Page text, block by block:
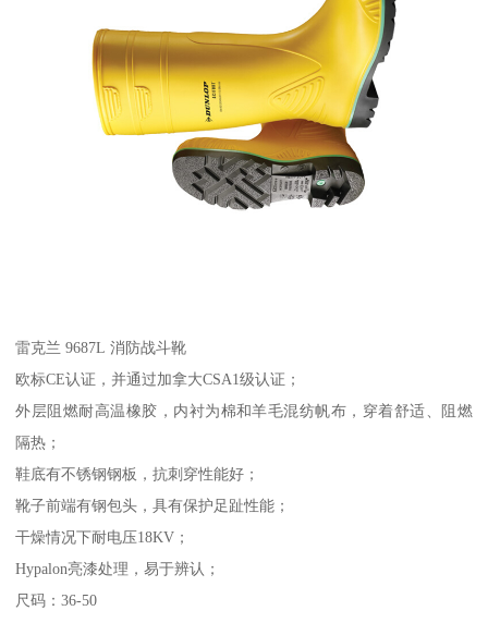
雷克兰 9687L 消防战斗靴
欧标CE认证，并通过加拿大CSA1级认证；
外层阻燃耐高温橡胶，内衬为棉和羊毛混纺帆布，穿着舒适、阻燃
隔热；
鞋底有不锈钢钢板，抗刺穿性能好；
靴子前端有钢包头，具有保护足趾性能；
干燥情况下耐电压18KV；
Hypalon亮漆处理，易于辨认；
尺码：36-50